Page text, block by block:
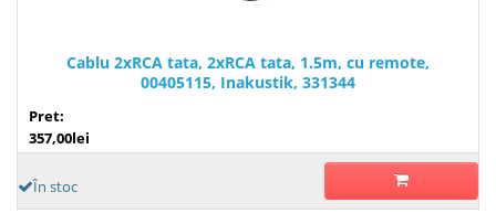
Cablu 2xRCA tata, 2xRCA tata, 1.5m, cu remote,
00405115, Inakustik, 331344
Pret:
357,00lei
În stoc